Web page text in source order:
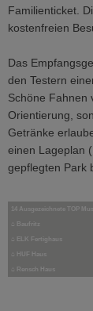
Familienticket.
kostenfreien
Das
den Testern
Schöne Fahnen
Orientierung,
Getränke
einen Lageplan
gepflegten Park
14 Ausgezeichnete TOP
⌂ Baufritz
⌂ ELK Fertighaus
⌂ HUF Haus
⌂ Rensch Haus